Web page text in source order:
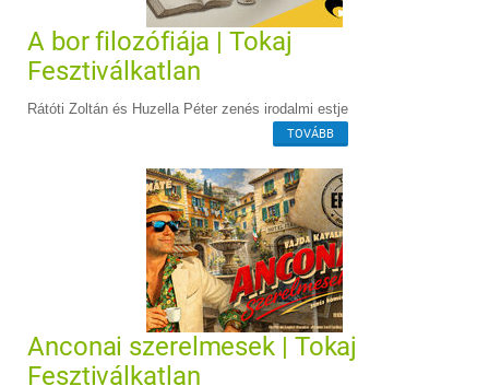
A bor filozófiája | Tokaj
Fesztiválkatlan
Rátóti Zoltán és Huzella Péter zenés irodalmi estje
TOVÁBB
Anconai szerelmesek | Tokaj
Fesztiválkatlan